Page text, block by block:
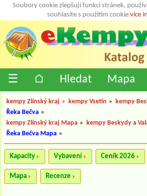
Soubory cookie zlepšují funkci stránek,
souhlasíte s použitím cookie více
☰ ⌂ Hledat Mapa
kempy Zlínský kraj » kempy Vsetín » kempy
Řeka Bečva »
kempy Zlínský kraj Mapa » kempy Beskydy a
Řeka Bečva Mapa »
Kapacity Vybavení Ceník 2026
Mapa Recenze